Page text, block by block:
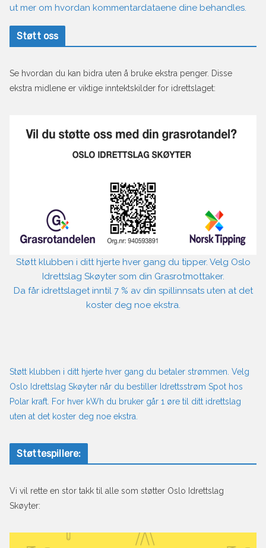
ut mer om hvordan kommentardataene dine behandles.
Støtt oss
Se hvordan du kan bidra uten å bruke ekstra penger. Disse
ekstra midlene er viktige inntektskilder for idrettslaget:
Støtt klubben i ditt hjerte hver gang du tipper. Velg Oslo
Idrettslag Skøyter som din Grasrotmottaker.
Da får idrettslaget inntil 7 % av din spillinnsats uten at det
koster deg noe ekstra.
Støtt klubben i ditt hjerte hver gang du betaler strømmen. Velg
Oslo Idrettslag Skøyter når du bestiller Idrettsstrøm Spot hos
Polar kraft. For hver kWh du bruker går 1 øre til ditt idrettslag
uten at det koster deg noe ekstra.
Støttespillere:
Vi vil rette en stor takk til alle som støtter Oslo Idrettslag
Skøyter: